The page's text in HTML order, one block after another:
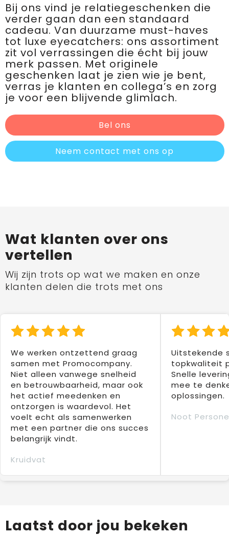
Bij ons vind je relatiegeschenken die
verder gaan dan een standaard
cadeau. Van duurzame must-haves
tot luxe eyecatchers: ons assortiment
zit vol verrassingen die écht bij jouw
merk passen. Met originele
geschenken laat je zien wie je bent,
verras je klanten en collega’s en zorg
je voor een blijvende glimlach.
Bel ons
Neem contact met ons op
Wat klanten over ons
vertellen
Wij zijn trots op wat we maken en onze
klanten delen die trots met ons
We werken ontzettend graag
samen met Promocompany.
Niet alleen vanwege snelheid
en betrouwbaarheid, maar ook
het actief meedenken en
ontzorgen is waardevol. Het
voelt echt als samenwerken
met een partner die ons succes
belangrijk vindt.
Kruidvat
Uitstekende
topkwaliteit
Snelle
mee te
oplossingen.
Noot
Laatst door jou bekeken